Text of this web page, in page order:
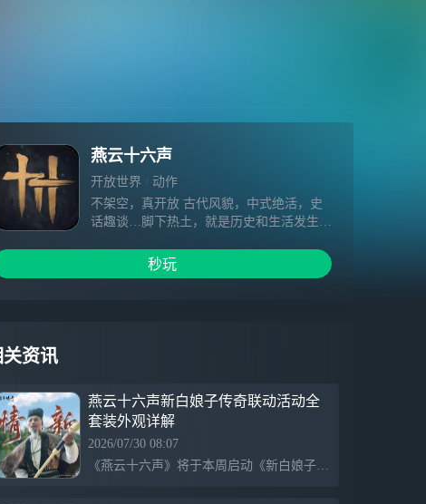
燕云十六声
开放世界
动作
不架空，真开放 古代风貌，中式绝活，史
话趣谈…脚下热土，就是历史和生活发生之
侠世界本该如此。 不套路，真武侠 见招拆
招，单人探索，多人同行…无门无派练就武
不妥协，真动作 着力反馈，攻守博弈，真
实打斗…玩转十八般武器，兼具物理科学与
暴力美学。 精心设计的武侠动作，兼纳百
家的武学理念，出手即是真功夫。 不独
响，真共鸣 百工百器，刑罚律令，王道兵
秒玩
关资讯
燕云十六声新白娘子传奇联动活动全
套装外观详解
2026/07/30 08:07
《燕云十六声》将于本周启动《新白娘子传奇》联动活动，推出新玩法【牵缘记】及两套外观，包括发型和伞武器。套装灵感来源于经典美学，女款以湖绿和月白为主调，男款则融合墨绿和青蓝，展现儒雅风骨。新套装【千年有待】将支持服装变化与染色，同时附赠配饰和头像，限时上架，从8月2日至8月31日，售价2580长鸣珠。